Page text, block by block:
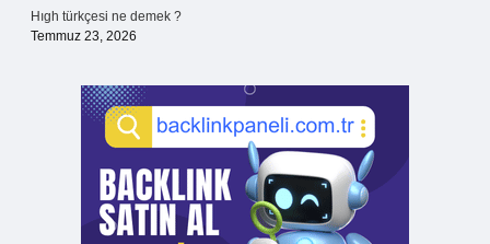
Hıgh türkçesi ne demek ?
Temmuz 23, 2026